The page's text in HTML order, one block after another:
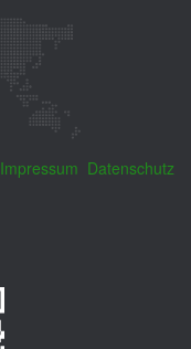
Impressum Datenschutz